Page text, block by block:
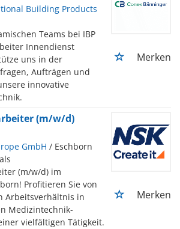
Building Products
Teams bei IBP
Innendienst
uns in der
Aufträgen und
innovative
Merken
(m/w/d)
GmbH / Eschborn
(m/w/d) im
Profitieren Sie von
Arbeitsverhältnis in
Medizintechnik-
vielfältigen Tätigkeit.
Merken